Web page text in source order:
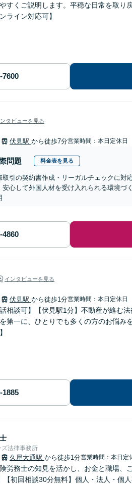
すくご説明します。平穏な日常を取
ライン対応可】
タビューを見る
伏見駅 から徒歩7分営業時間：本日定休日
問題 料金表を見る
取引の契約書作成・リーガルチェックに
心して外国人材を受け入れられる環境
インタビューを見る
伏見駅 から徒歩1分営業時間：本日定休日
相談可】【伏見駅1分】不動産が絡む
第一に、ひとりでも多くの方のお悩み
ズ法律事務所
久屋大通駅 から徒歩1分営業時間：本日定
労務士の知見を活かし、お金と職場、
【初回相談30分無料】個人・法人・個